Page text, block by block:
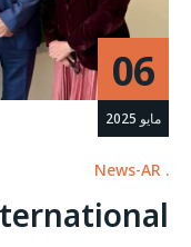
06
مايو 2025
News-AR